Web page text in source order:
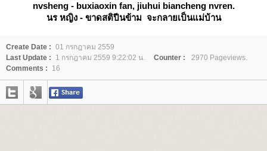
nvsheng - buxiaoxin fan, jiuhui biancheng nvren.
นร หญิง - ขาดสติปีนข้าม จะกลายเป็นแม่บ้าน
Create Date : 01 กรกฎาคม 2559
Last Update :
1 กรกฎาคม 2559 9:22:02 น. Counter :
2970 Pageviews.
Comments :
16